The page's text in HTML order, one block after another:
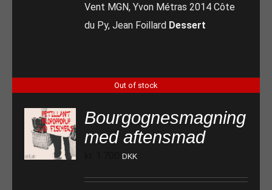
Vent MGN, Yvon Métras 2014 Côte
du Py, Jean Foillard Dessert
Out of stock
Bourgognesmagning
med aftensmad
DKK